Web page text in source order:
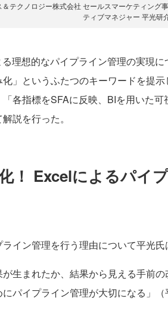
テクノロジー株式会社 セールスマーケティング
ティブマネジャー 平光研
理想的なパイプライン管理の実現
」というふたつのキーワードを提
各指標をSFAに反映、BIを用いた
説を行った。
！ Excelによるパイ
イン管理を行う理由について平光氏
が生まれたか、結果から見える手前
パイプライン管理が大切になる」（